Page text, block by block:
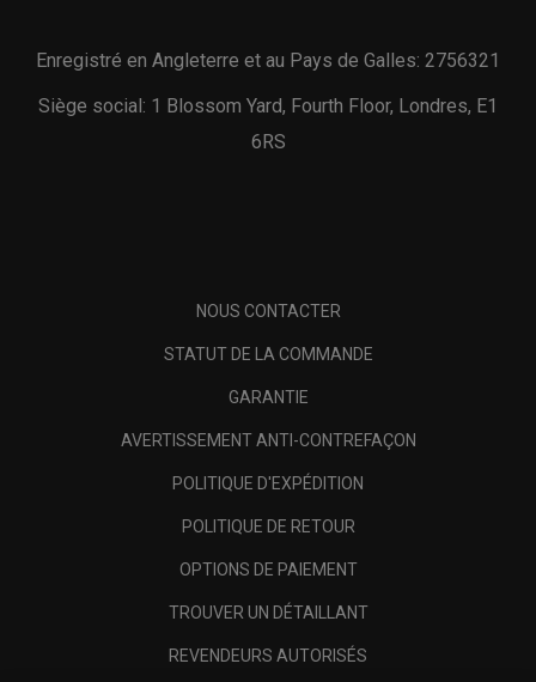
Enregistré en Angleterre et au Pays de Galles: 2756321
Siège social: 1 Blossom Yard, Fourth Floor, Londres, E1
6RS
NOUS CONTACTER
STATUT DE LA COMMANDE
GARANTIE
AVERTISSEMENT ANTI-CONTREFAÇON
POLITIQUE D'EXPÉDITION
POLITIQUE DE RETOUR
OPTIONS DE PAIEMENT
TROUVER UN DÉTAILLANT
REVENDEURS AUTORISÉS